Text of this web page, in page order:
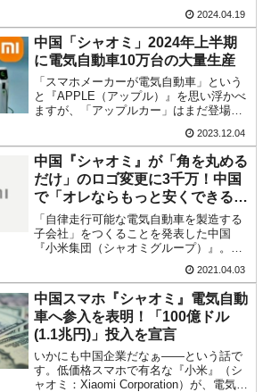
10万ウォンを認定 ⇒ 総額3兆7,000億
で猛暑。南東部では干ばつ
型イージス搭載の次世代駆逐艦
2032年竣工と公示
日本円】ウォン安が急進！ 日米の協調に
したのでは。
政府『BYD』車への補助金を全廃 ⇒ 実
は売れている。6カ月で対前年同期比1.9
米国大使スティールが着韓！⇒ さっそく
て行け！」「極右勢力」のプラカードを
力」
政府「2035年までに18.4GW規模のAIデ
⇒ だから無理だってば。
モルガン「韓国レバレッジETFの清算はほ
しょう。↑2024年03月28日に発売開始し
た「SU7」。2023年12月28日『シャオ
ミ』...
2024.04.19
中国「シャオミ」2024年上半期
に電気自動車10万台の大量生産
「スマホメーカーが電気自動車」という
と『APPLE（アップル）』を思い浮かべ
ますが、「アップルカー」はまだ登場し
業です。『小米』（Xiaomi：シャオミ）
といえば、低価格のスマホでシェアを拡
大した※中国企...
2023.12.04
中国『シャオミ』が「角を丸める
だけ」のロゴ変更に3千万！中国
で「オレならもっと安くできる」
の声
「自律走行可能な電気自動車を製造する
子会社」をつくることを発表した中国
『小米集団（シャオミグループ）』。雷
とを発表しました。このロゴの変更に同
グループは「200万人民元」（約3,372万
円）をかけたこと...
2021.04.03
中国スマホ『シャオミ』電気自動
車へ参入を表明！「100億ドル
(1.1兆円)」投入を宣言
いかにも中国企業だなぁ――という話で
す。低価格スマホで有名な『小米』（シ
ャオミ：Xiaomi Corporation）が、電気自